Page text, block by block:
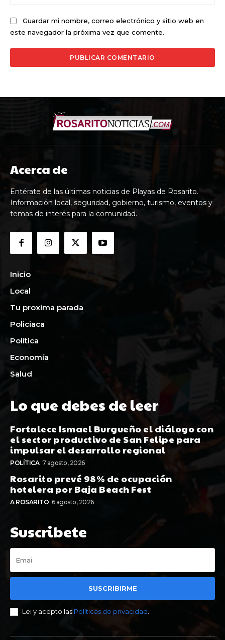
Guardar mi nombre, correo electrónico y sitio web en
este navegador la próxima vez que comente.
Acerca de
Entérate de las últimas noticias de Playas de Rosarito.
Información local, seguridad, gobierno, turismo, eventos y
temas de interés para la comunidad.
Inicio
Local
Tu proxima parada
Policiaca
Política
Economía
Salud
Lo que debes de leer
Fortalece Ismael Burgueño el diálogo con
el sector productivo de San Felipe para
impulsar el desarrollo regional
POLÍTICA 7 agosto, 2026
Rosarito prevé 98% de ocupación
hotelera por Baja Beach Fest
A ROSARITO 6 agosto, 2026
Suscribete
SUSCRIBIRME
Lei y acepto las Políticas de privacidad